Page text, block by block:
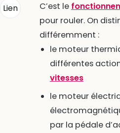
Lien C’est le
pour rouler. On
différemment :
le moteur
différentes
vitesses
le moteur
par la pédale